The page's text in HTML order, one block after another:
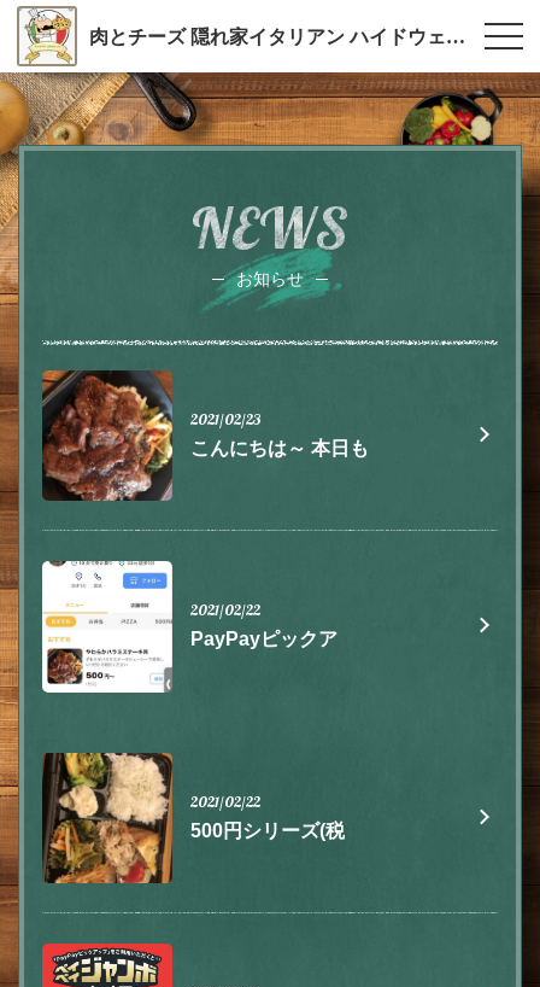
肉とチーズ 隠れ家イタリアン ハイドウェイダイニング555（ファイブ）川越
NEWS
お知らせ
2021/02/23
こんにちは～ 本日も
2021/02/22
PayPayピックア
2021/02/22
500円シリーズ(税